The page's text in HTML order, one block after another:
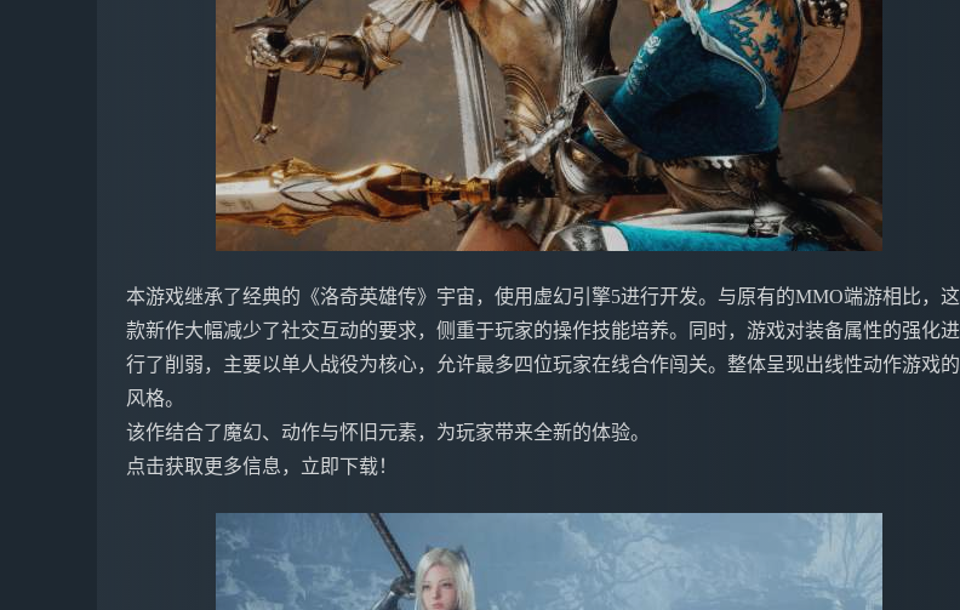
本游戏继承了经典的《洛奇英雄传》宇宙，使用虚幻引擎5进行开发。与原有的MMO端游相比，这
款新作大幅减少了社交互动的要求，侧重于玩家的操作技能培养。同时，游戏对装备属性的强化进
行了削弱，主要以单人战役为核心，允许最多四位玩家在线合作闯关。整体呈现出线性动作游戏的
风格。
该作结合了魔幻、动作与怀旧元素，为玩家带来全新的体验。
点击获取更多信息，立即下载！